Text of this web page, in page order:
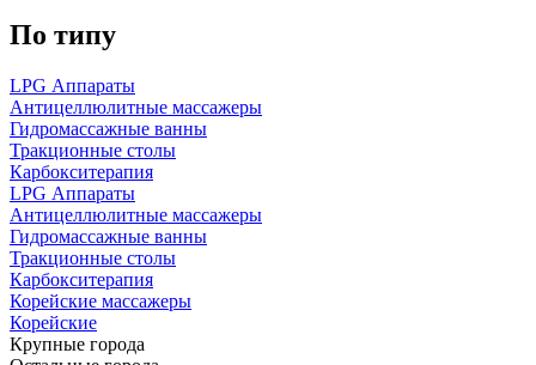
По типу
LPG Аппараты
Антицеллюлитные массажеры
Гидромассажные ванны
Тракционные столы
Карбокситерапия
LPG Аппараты
Антицеллюлитные массажеры
Гидромассажные ванны
Тракционные столы
Карбокситерапия
Корейские массажеры
Корейские
Крупные города